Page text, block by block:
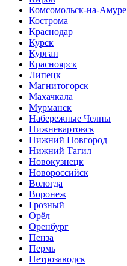
Комсомольск-на-Амуре
Кострома
Краснодар
Курск
Курган
Красноярск
Липецк
Магнитогорск
Махачкала
Мурманск
Набережные Челны
Нижневартовск
Нижний Новгород
Нижний Тагил
Новокузнецк
Новороссийск
Вологда
Воронеж
Грозный
Орёл
Оренбург
Пенза
Пермь
Петрозаводск